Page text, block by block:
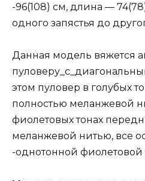
-96(108) см, длина —
одного запястья до
Данная модель вяжется
этом пуловер в голубых
полностью меланжевой
фиолетовых тонах
меланжевой нитью, все
-однотонной фиолетовой